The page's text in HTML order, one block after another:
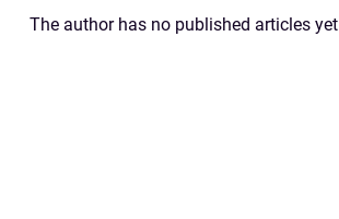
The author has no published articles yet